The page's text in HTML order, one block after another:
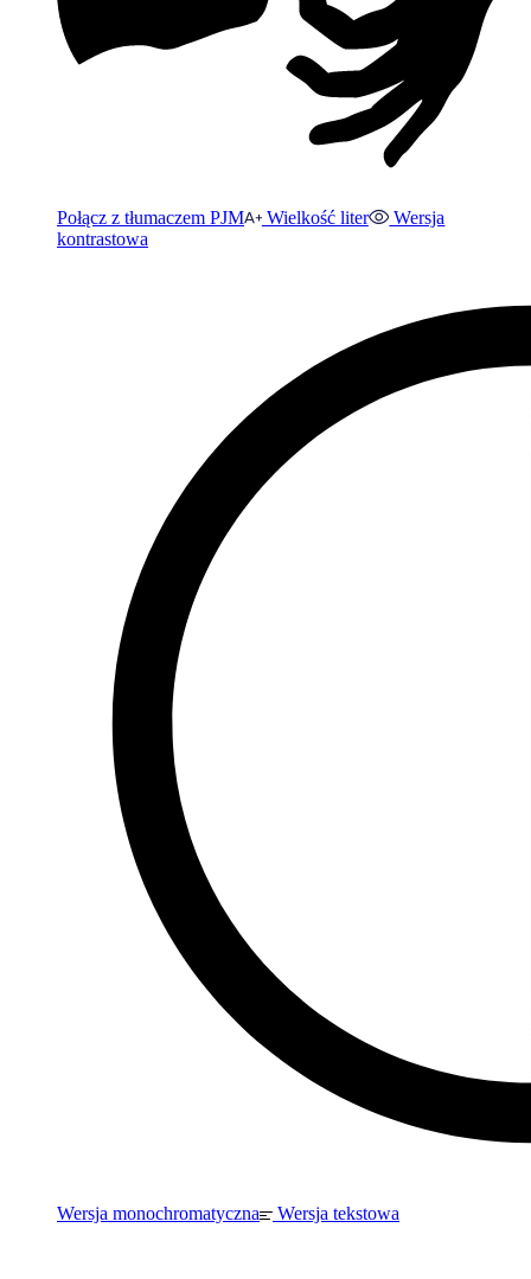
Połącz z tłumaczem PJM Wielkość liter
Wersja
kontrastowa
Wersja monochromatyczna Wersja tekstowa